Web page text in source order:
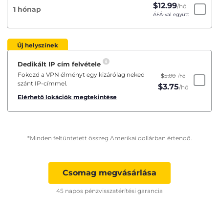
1 hónap $12.99/hó
ÁFÁ-val együtt
Új helyszínek
Dedikált IP cím felvétele
Fokozd a VPN élményt egy kizárólag neked
szánt IP-címmel.
Elérhető lokációk megtekintése
$5.00 /hó
$3.75/hó
*Minden feltüntetett összeg Amerikai dollárban értendő.
Csomag megvásárlása
45 napos pénzvisszatérítési garancia